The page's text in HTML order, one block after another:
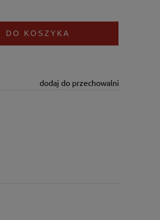
DO KOSZYKA
dodaj do przechowalni